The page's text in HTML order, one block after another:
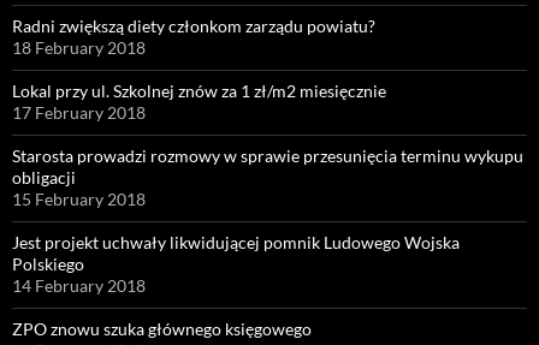
Radni zwiększą diety członkom zarządu powiatu?
18 February 2018
Lokal przy ul. Szkolnej znów za 1 zł/m2 miesięcznie
17 February 2018
Starosta prowadzi rozmowy w sprawie przesunięcia terminu wykupu
obligacji
15 February 2018
Jest projekt uchwały likwidującej pomnik Ludowego Wojska
Polskiego
14 February 2018
ZPO znowu szuka głównego księgowego